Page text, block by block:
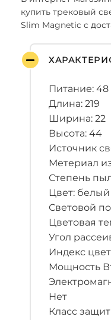
купить трековый
Slim Magnetic с
Питание: 48
Длина: 219
Ширина: 22
Высота: 44
Источник
Метериал
Степень
Цвет: белый
Световой
Цветовая
Угол
Индекс
Мощность
Нет
Класс